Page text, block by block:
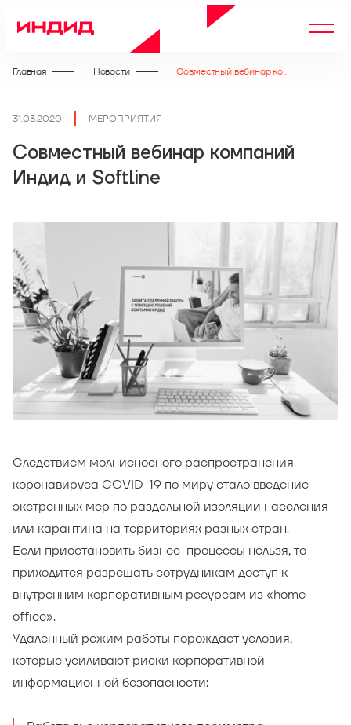
Главная Новости Совместный вебинар компаний Индид и Softline
31.03.2020 МЕРОПРИЯТИЯ
Совместный вебинар компаний
Индид и Softline
Следствием молниеносного распространения
коронавируса COVID-19 по миру стало введение
экстренных мер по раздельной изоляции населения
или карантина на территориях разных стран.
Если приостановить бизнес-процессы нельзя, то
приходится разрешать сотрудникам доступ к
внутренним корпоративным ресурсам из «home
office».
Удаленный режим работы порождает условия,
которые усиливают риски корпоративной
информационной безопасности: